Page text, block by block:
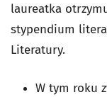
laureatka
stypendium
Literatury.
W tym roku